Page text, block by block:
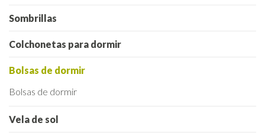
Sombrillas
Colchonetas para dormir
Bolsas de dormir
Bolsas de dormir
Vela de sol